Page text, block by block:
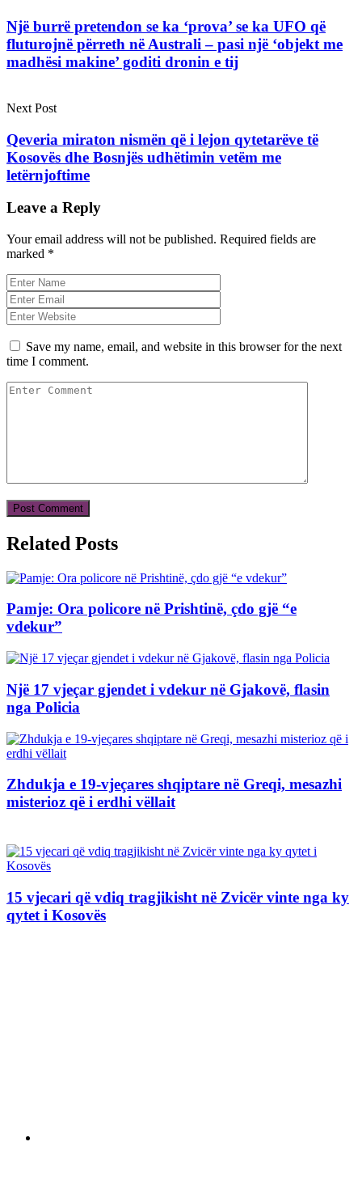
Një burrë pretendon se ka ‘prova’ se ka UFO që
fluturojnë përreth në Australi – pasi një ‘objekt me
madhësi makine’ goditi dronin e tij
Next Post
Qeveria miraton nismën që i lejon qytetarëve të
Kosovës dhe Bosnjës udhëtimin vetëm me
letërnjoftime
Leave a Reply
Your email address will not be published. Required fields are
marked *
Save my name, email, and website in this browser for the next
time I comment.
Related Posts
Pamje: Ora policore në Prishtinë, çdo gjë “e
vdekur”
Një 17 vjeçar gjendet i vdekur në Gjakovë, flasin
nga Policia
Zhdukja e 19-vjeçares shqiptare në Greqi, mesazhi
misterioz që i erdhi vëllait
15 vjecari që vdiq tragjikisht në Zvicër vinte nga ky
qytet i Kosovës